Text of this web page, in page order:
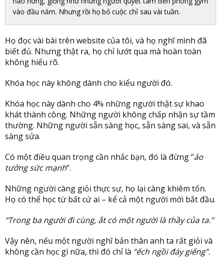
vào đầu năm. Nhưng rồi họ bỏ cuộc chỉ sau vài tuần.
Họ đọc vài bài trên website của tôi, và họ nghĩ mình đã
biết đủ. Nhưng thật ra, họ chỉ lướt qua mà hoàn toàn
không hiểu rõ.
Khóa học này không dành cho kiểu người đó.
Khóa học này dành cho 4% những người thật sự khao
khát thành công. Những người không chấp nhận sự tầm
thường. Những người sẵn sàng học, sẵn sàng sai, và sẵn
sàng sửa.
Có một điều quan trọng cần nhắc bạn, đó là đừng “ảo
tưởng sức mạnh“.
Những người càng giỏi thực sự, họ lại càng khiêm tốn.
Họ có thể học từ bất cứ ai – kể cả một người mới bắt đầu.
“Trong ba người đi cùng, ắt có một người là thầy của ta.”
Vậy nên, nếu một người nghĩ bản thân anh ta rất giỏi và
không cần học gì nữa, thì đó chỉ là “ếch ngồi đáy giếng”.